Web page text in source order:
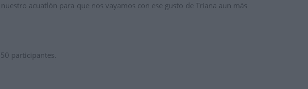
acuatlón para que nos vayamos con ese gusto de Triana aun más
participantes.